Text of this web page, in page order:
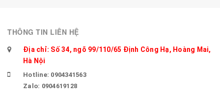
THÔNG TIN LIÊN HỆ
Địa chỉ: Số 34, ngõ 99/110/65 Định Công Hạ, Hoàng Mai,
Hà Nội
Hotline: 0904341563
Zalo: 0904619128